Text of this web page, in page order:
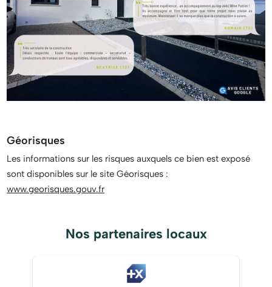
Géorisques
Les informations sur les risques auxquels ce bien est exposé
sont disponibles sur le site Géorisques :
www.georisques.gouv.fr
Nos partenaires locaux